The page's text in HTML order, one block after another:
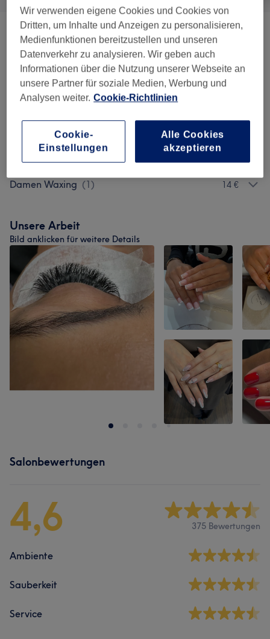
Maniküre & Pediküre (3) ab 13,50 €
Nagelmodellage (8) ab 4,50 €
Augenbrauen & Wimpernbehandlungen
Wimpernverlängerungen )
Massagen (1) ab 35 €
Damen Waxing (1) 14 €
Unsere Arbeit
Bild anklicken für weitere Details
Salonbewertungen
4,6 375 Bewertungen
Ambiente
Sauberkeit
Service
Wir verwenden eigene Cookies und Cookies von
Dritten, um Inhalte und Anzeigen zu personalisieren,
Medienfunktionen bereitzustellen und unseren
Datenverkehr zu analysieren. Wir geben auch
Informationen über die Nutzung unserer Webseite an
unsere Partner für soziale Medien, Werbung und
Analysen weiter. Cookie-Richtlinien
Cookie-
Einstellungen
Alle Cookies
akzeptieren